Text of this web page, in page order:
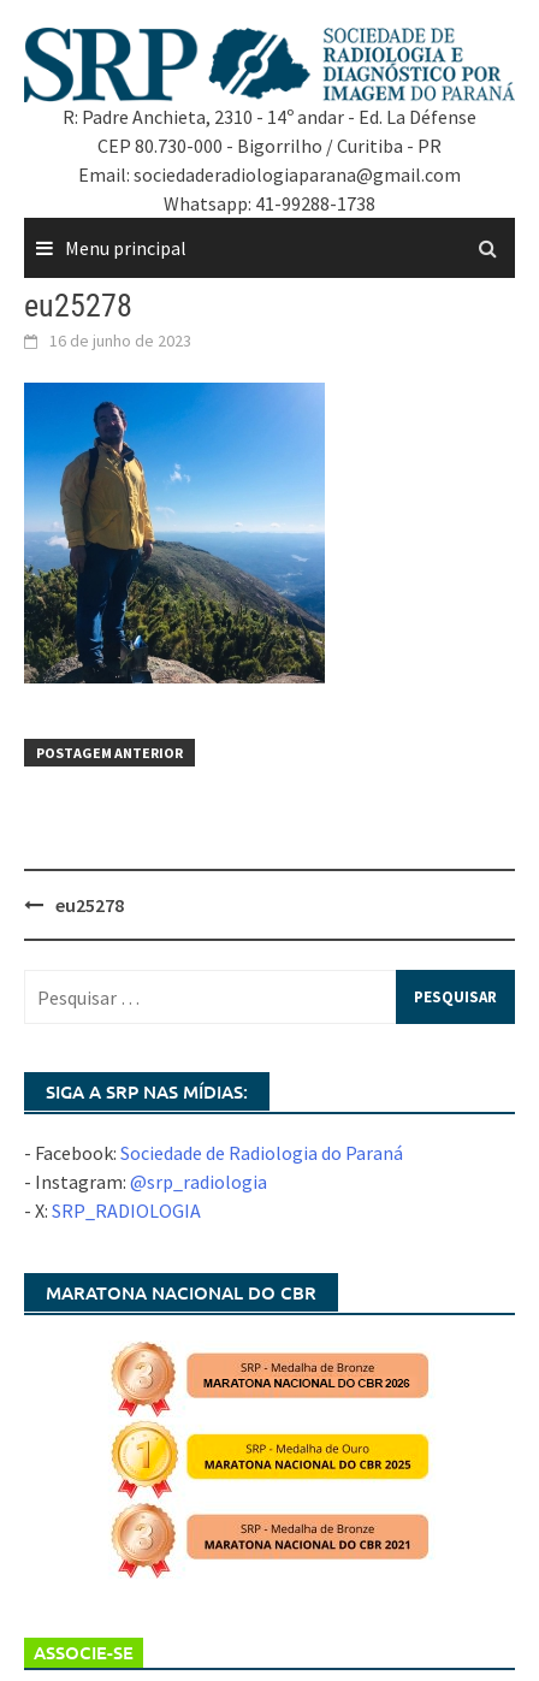
R: Padre Anchieta, 2310 - 14º andar - Ed. La Défense
CEP 80.730-000 - Bigorrilho / Curitiba - PR
Email: sociedaderadiologiaparana@gmail.com
Whatsapp: 41-99288-1738
Menu principal
eu25278
16 de junho de 2023
POSTAGEM ANTERIOR
eu25278
SIGA A SRP NAS MÍDIAS:
- Facebook: Sociedade de Radiologia do Paraná
- Instagram: @srp_radiologia
- X: SRP_RADIOLOGIA
MARATONA NACIONAL DO CBR
ASSOCIE-SE